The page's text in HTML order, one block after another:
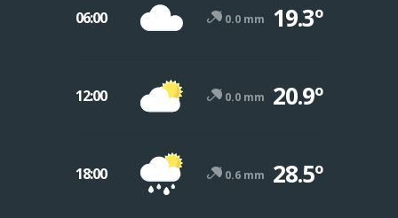
06:00 0.0 mm 19.3º
12:00 0.0 mm 20.9º
18:00 0.6 mm 28.5º